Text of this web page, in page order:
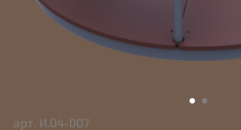
арт. И.04-007